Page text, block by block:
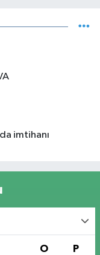
imtihanı
O P